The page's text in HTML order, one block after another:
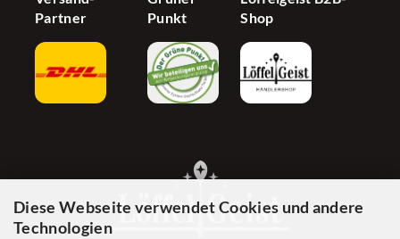
Diese Webseite verwendet Cookies und andere
Technologien
Partner
Punkt
Shop